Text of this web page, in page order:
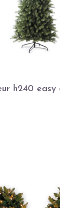
h240 easy